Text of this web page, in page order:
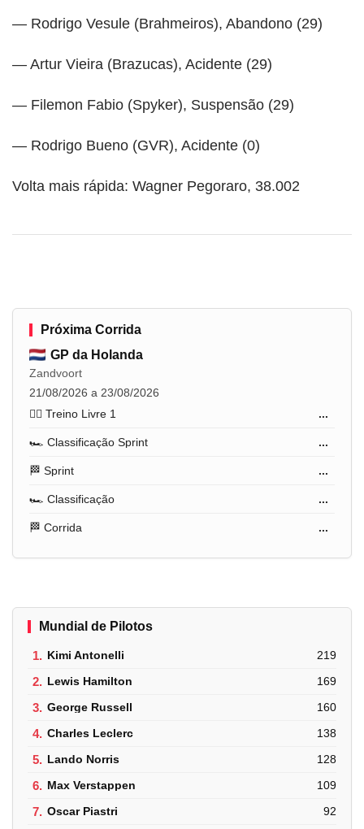
— Rodrigo Vesule (Brahmeiros), Abandono (29)
— Artur Vieira (Brazucas), Acidente (29)
— Filemon Fabio (Spyker), Suspensão (29)
— Rodrigo Bueno (GVR), Acidente (0)
Volta mais rápida: Wagner Pegoraro, 38.002
Próxima Corrida
GP da Holanda
Zandvoort
21/08/2026 a 23/08/2026
🏋️‍♂️ Treino Livre 1
...
🏎️ Classificação Sprint ...
🏁 Sprint ...
🏎️ Classificação ...
🏁 Corrida ...
Mundial de Pilotos
1. Kimi Antonelli 219
2. Lewis Hamilton 169
3. George Russell 160
4. Charles Leclerc 138
5. Lando Norris 128
6. Max Verstappen 109
7. Oscar Piastri 92